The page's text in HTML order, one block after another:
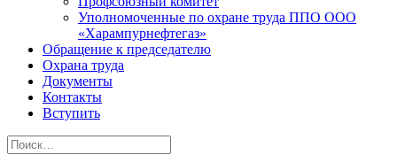
Уполномоченные по охране труда ППО ООО
«Харампурнефтегаз»
Обращение к председателю
Охрана труда
Документы
Контакты
Вступить